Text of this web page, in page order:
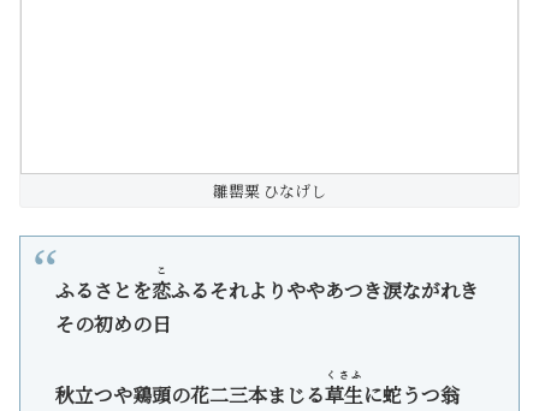
雛罌粟 ひなげし
ふるさとを恋
こ
ふるそれよりややあつき涙ながれき
その初めの日
秋立つや鶏頭の花二三本まじる草生
くさふ
に蛇うつ翁